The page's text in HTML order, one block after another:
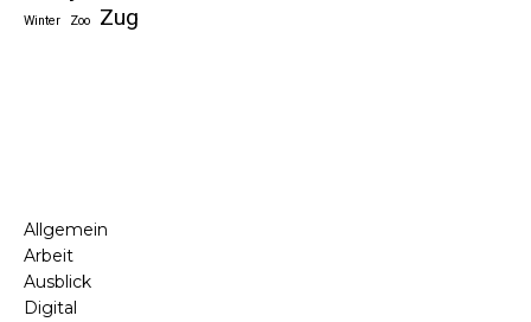
Winter Zoo Zug
Allgemein
Arbeit
Ausblick
Digital